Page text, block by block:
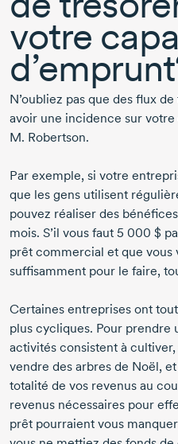
votre
N’oubliez pas que des flux
avoir une incidence sur
M. Robertson.
Par exemple, si votre
que les gens utilisent
pouvez réaliser des
mois. S’il vous faut 5 000 $
prêt commercial et que vous
suffisamment pour le faire,
Certaines entreprises ont
plus cycliques. Pour prendre
activités consistent à
vendre des arbres de Noël,
totalité de vos revenus au
revenus nécessaires pour
prêt pourraient vous